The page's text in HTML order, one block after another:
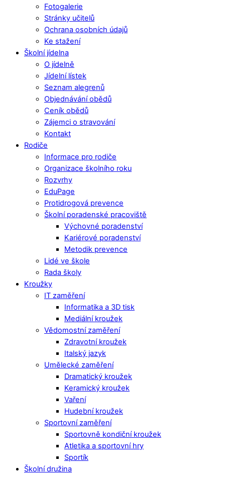
Fotogalerie
Stránky učitelů
Ochrana osobních údajů
Ke stažení
Školní jídelna
O jídelně
Jídelní lístek
Seznam alegrenů
Objednávání obědů
Ceník obědů
Zájemci o stravování
Kontakt
Rodiče
Informace pro rodiče
Organizace školního roku
Rozvrhy
EduPage
Protidrogová prevence
Školní poradenské pracoviště
Výchovné poradenství
Kariérové poradenství
Metodik prevence
Lidé ve škole
Rada školy
Kroužky
IT zaměření
Informatika a 3D tisk
Mediální kroužek
Vědomostní zaměření
Zdravotní kroužek
Italský jazyk
Umělecké zaměření
Dramatický kroužek
Keramický kroužek
Vaření
Hudební kroužek
Sportovní zaměření
Sportovně kondiční kroužek
Atletika a sportovní hry
Sportík
Školní družina